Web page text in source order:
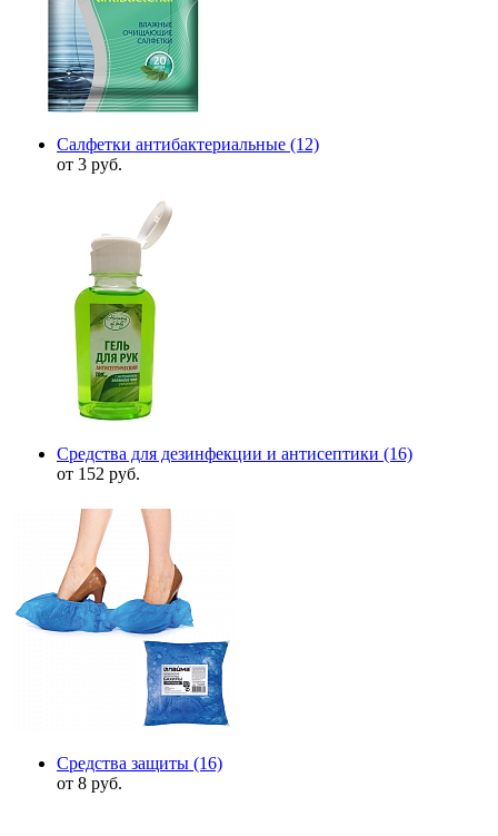
Салфетки антибактериальные (12)
от 3 руб.
Средства для дезинфекции и антисептики (16)
от 152 руб.
Средства защиты (16)
от 8 руб.